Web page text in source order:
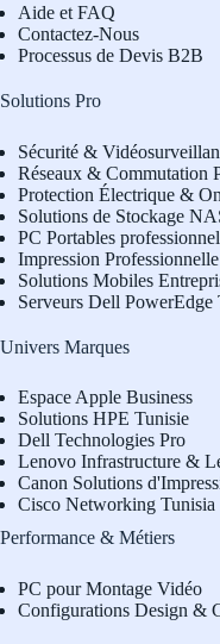
Aide et FAQ
Contactez-Nous
Processus de Devis B2B
Solutions Pro
Sécurité &
Réseaux & Commutation
Protection Électrique &
Solutions de Stockage
PC Portables
Impression Professionnelle
Solutions Mobiles
Serveurs Dell PowerEdge
Univers Marques
Espace Apple Business
Solutions HPE Tunisie
Dell Technologies Pro
Lenovo Infrastructure &
Canon Solutions
Cisco Networking Tunisia
Performance & Métiers
PC pour Montage Vidéo
Configurations Design &